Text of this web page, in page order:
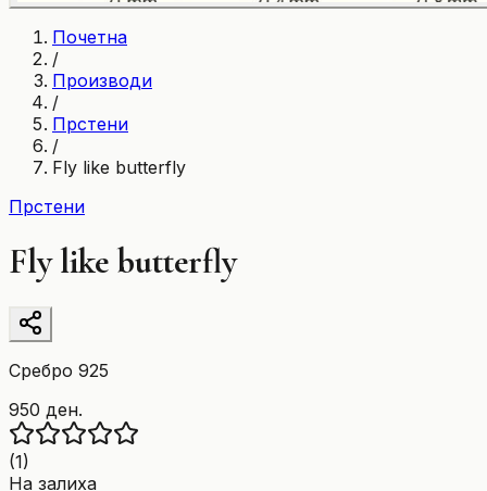
Почетна
/
Производи
/
Прстени
/
Fly like butterfly
Прстени
Fly like butterfly
Сребро 925
950 ден.
(1)
На залиха